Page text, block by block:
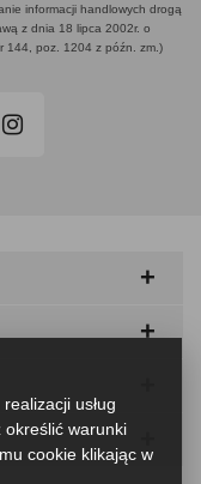
informacji handlowych drogą
z dnia 18 lipca 2002r. o
144, poz. 1204 z późn. zm.)
usług
określić warunki
cookie klikając w